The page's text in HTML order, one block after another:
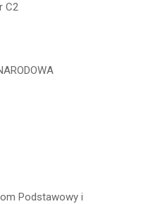
C2
Podstawowy i